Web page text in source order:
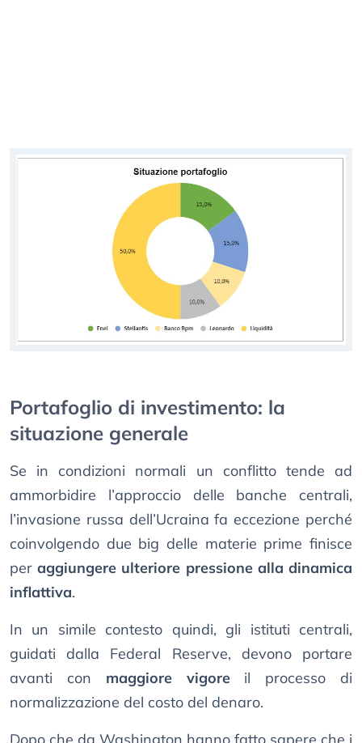
Portafoglio di investimento: la
situazione generale
Se in condizioni normali un conflitto tende ad
ammorbidire l’approccio delle banche centrali,
l’invasione russa dell’Ucraina fa eccezione perché
coinvolgendo due big delle materie prime finisce
peraggiungere ulteriore pressione alla dinamica
inflattiva.
In un simile contesto quindi, gli istituti centrali,
guidati dalla Federal Reserve, devono portare
avanti con maggiore vigore il processo di
normalizzazione del costo del denaro.
Dopo che da Washington hanno fatto sapere che i